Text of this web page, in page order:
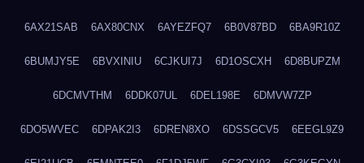
6AX21SAB 6AX80CNX 6AYEZFQ7 6B0V87BD 6BA9R10Z
6BUMJY5E 6BVXINIU 6CJKUI7J 6D1OSCXH 6D8BUPZM
6DCMVTHM 6DDK07UL 6DEL198E 6DMVW7ZP
6DO5WVEC 6DPAK2I3 6DREN8XO 6DSSGCV5 6EEGL9Z9